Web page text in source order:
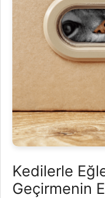
Kedilerle
Geçirmenin